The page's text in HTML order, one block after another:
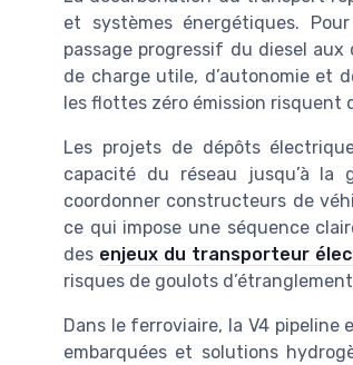
et systèmes énergétiques.
passage progressif du diesel
de charge utile, d’autonomie et
les flottes zéro émission risquent
Les projets de dépôts
capacité du réseau jusqu’à la
coordonner constructeurs de
ce qui impose une séquence
des enjeux du transporteur
risques de goulots
Dans le ferroviaire, la V4
embarquées et solutions